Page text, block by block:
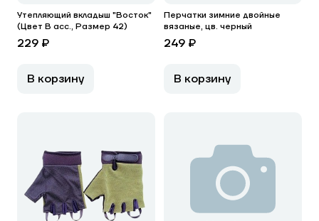
Утепляющий вкладыш "Восток"
(Цвет В асс., Размер 42)
229 ₽
В корзину
Перчатки зимние двойные
вязаные, цв. черный
249 ₽
В корзину